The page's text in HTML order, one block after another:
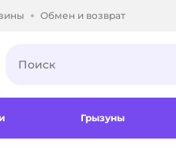
Обмен и возврат
Грызуны